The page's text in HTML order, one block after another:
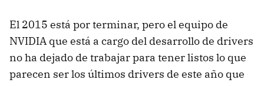
El 2015 está por terminar, pero el equipo de
NVIDIA que está a cargo del desarrollo de drivers
no ha dejado de trabajar para tener listos lo que
parecen ser los últimos drivers de este año que